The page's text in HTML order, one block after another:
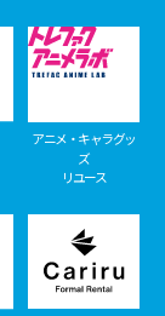
アニメ・キャラグッ
ズ
リユース